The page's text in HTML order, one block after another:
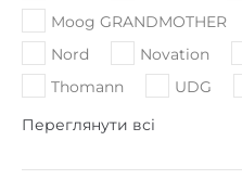
Moog GRANDMOTHER
Nord
Novation
Thomann
UDG
Переглянути всі